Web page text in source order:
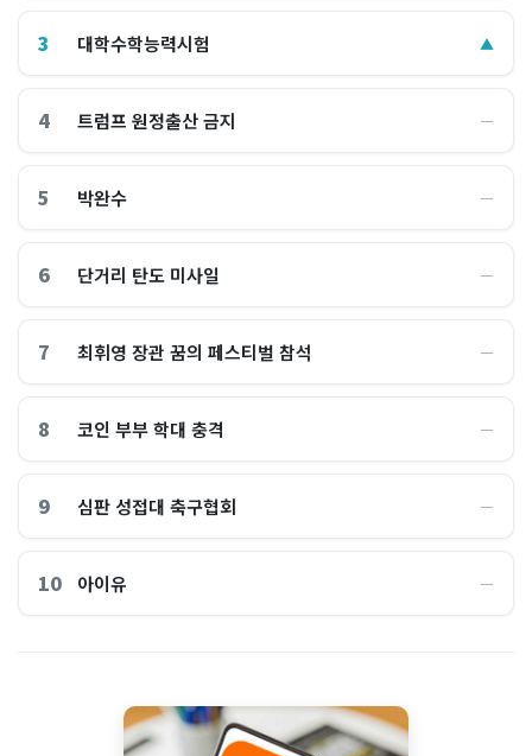
3 대학수학능력시험 ▲
4 트럼프 원정출산 금지 ―
5 박완수 ―
6 단거리 탄도 미사일 ―
7 최휘영 장관 꿈의 페스티벌 참석 ―
8 코인 부부 학대 충격 ―
9 심판 성접대 축구협회 ―
10 아이유 ―